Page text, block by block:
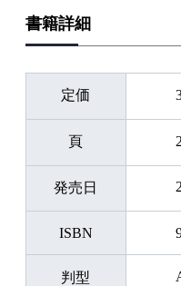
書籍詳細
定価
頁
発売日
ISBN
判型